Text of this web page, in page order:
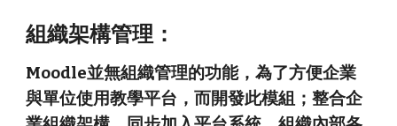
組織架構管理：
Moodle並無組織管理的功能，為了方便企業
與單位使用教學平台，而開發此模組；整合企